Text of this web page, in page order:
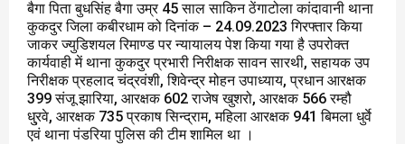
बैगा पिता बुधसिंह बैगा उम्र 45 साल साकिन ठेंगाटोला कांदावानी थाना
कुकदुर जिला कबीरधाम को दिनांक – 24.09.2023 गिरफ्तार किया
जाकर ज्युडिशयल रिमाण्ड पर न्यायालय पेश किया गया है उपरोक्त
कार्यवाही में थाना कुकदुर प्रभारी निरीक्षक सावन सारथी, सहायक उप
निरीक्षक प्रहलाद चंद्रवंशी, शिवेन्द्र मोहन उपाध्याय, प्रधान आरक्षक
399 संजू झारिया, आरक्षक 602 राजेष खुशरो, आरक्षक 566 रम्हौ
धु्रवे, आरक्षक 735 प्रकाष सिन्द्राम, महिला आरक्षक 941 बिमला धुर्वे
एवं थाना पंडरिया पुलिस की टीम शामिल था ।